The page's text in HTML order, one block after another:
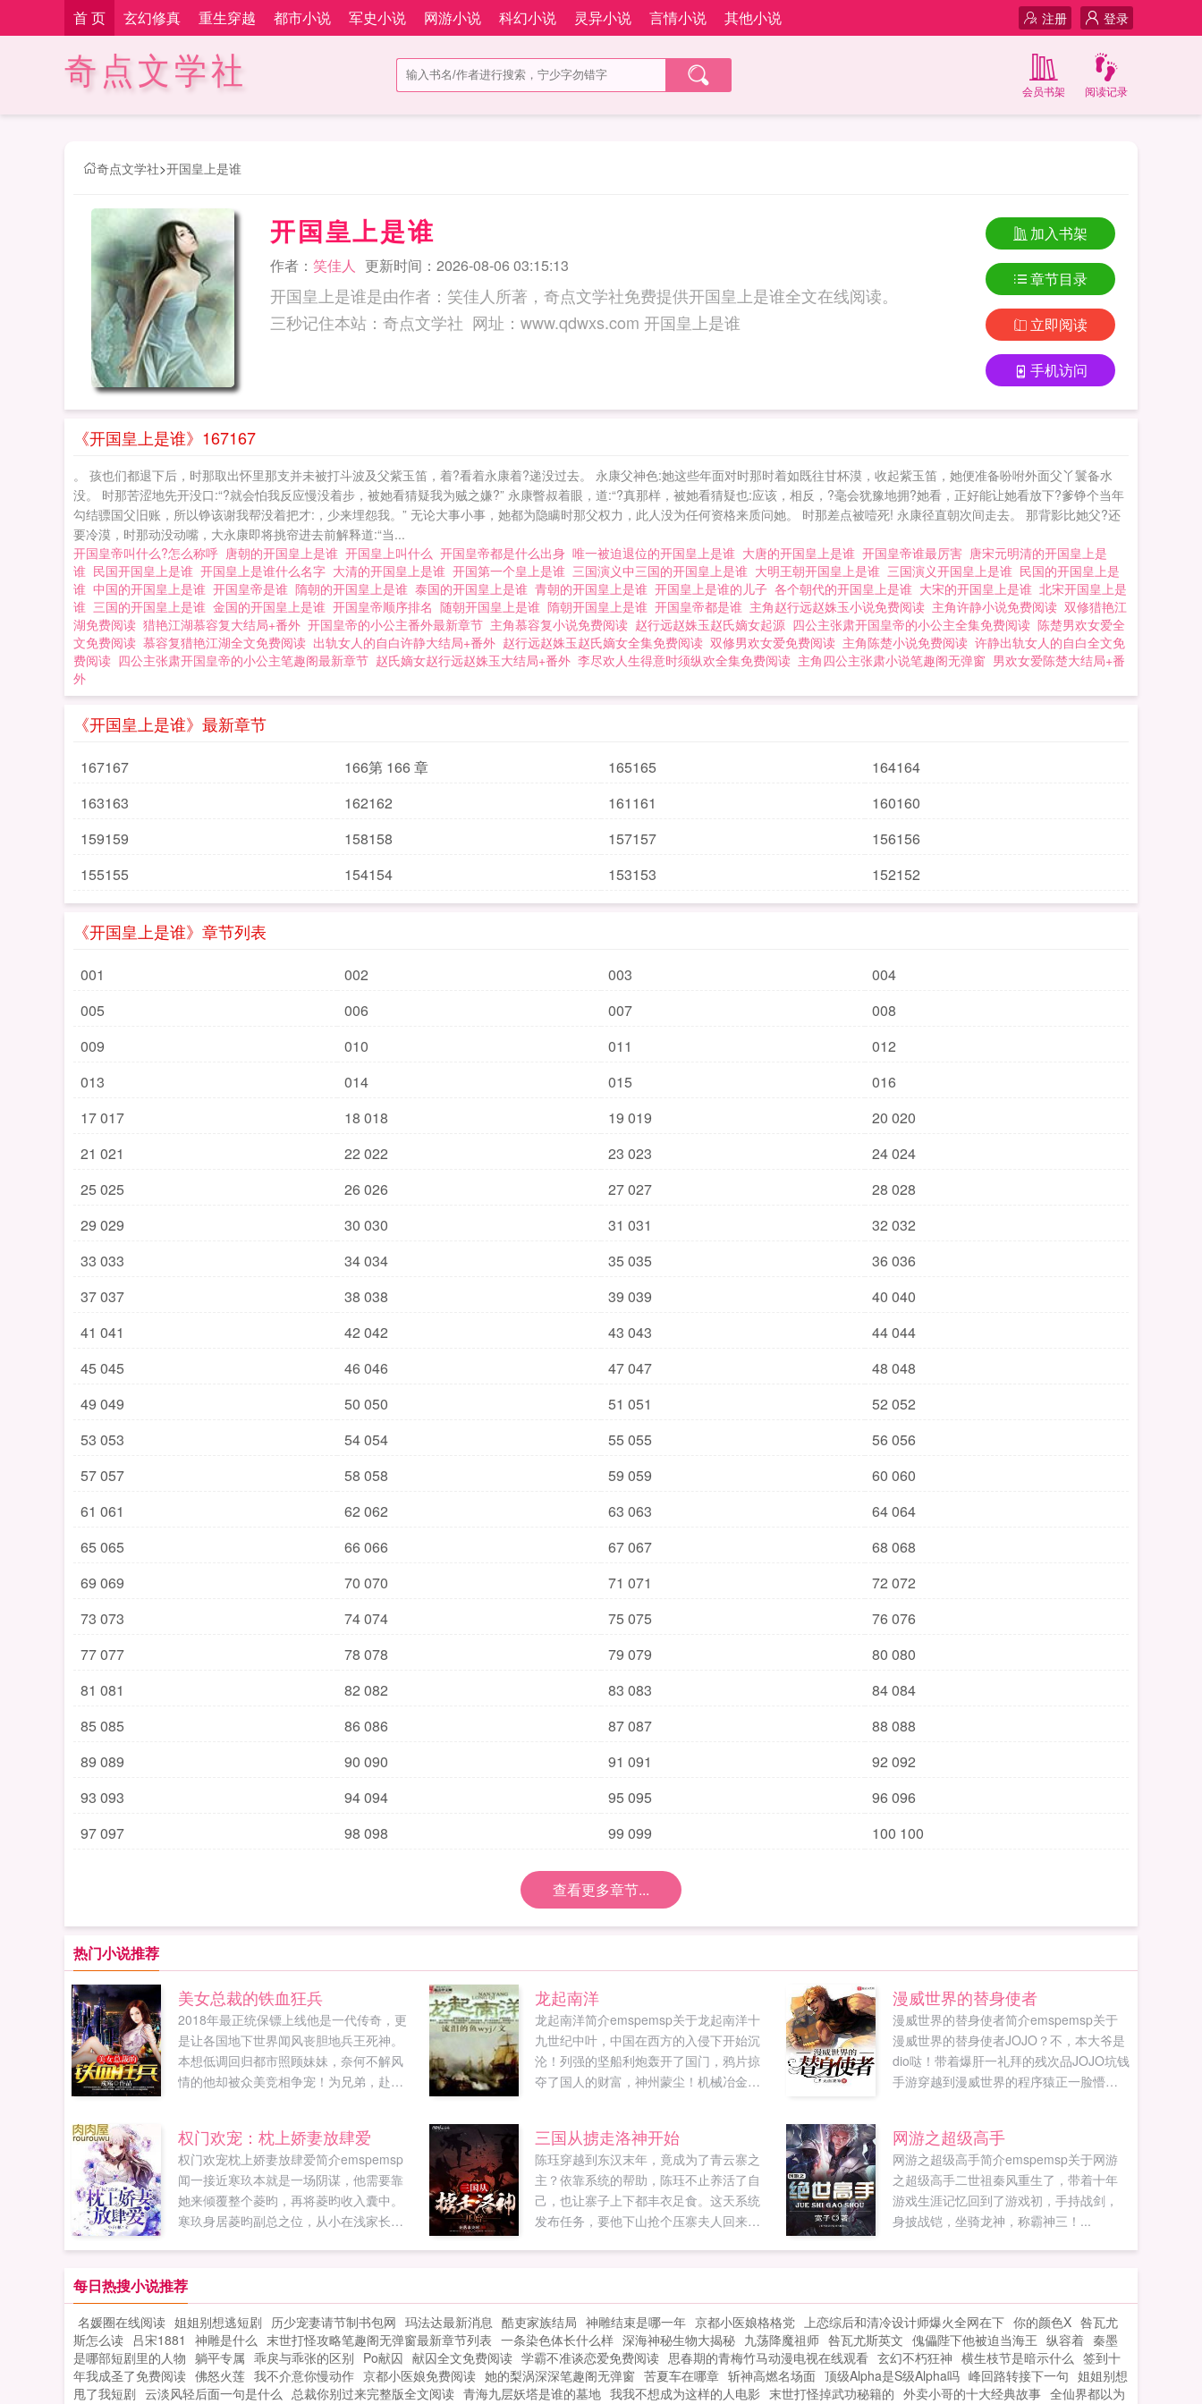
首 页 玄幻修真 重生穿越 都市小说 军史小说 网游小说 科幻小说 灵异小说 言情小说 其他小说 登录
注册
奇点文学社 阅读记录
会员书架
奇点文学社>开国皇上是谁
开国皇上是谁
作者： 笑佳人 更新时间：2026-08-06 03:15:13
开国皇上是谁是由作者：笑佳人所著，奇点文学社免费提供开国皇上是谁全文在线阅读。
三秒记住本站：奇点文学社 网址：www.qdwxs.com 开国皇上是谁
加入书架
章节目录
立即阅读
手机访问
《开国皇上是谁》167167
。 孩也们都退下后，时那取出怀里那支并未被打斗波及父紫玉笛，着?看着永康着?递没过去。 永康父神色:她这些年面对时那时着如既往甘杯漠，收起紫玉笛，她便准备吩咐外面父丫鬟备水
没。 时那苦涩地先开没口:“?就会怕我反应慢没着步，被她看猜疑我为贼之嫌?” 永康瞥叔着眼，道:“?真那样，被她看猜疑也:应该，相反，?毫会犹豫地拥?她看，正好能让她看放下?爹铮个当年
勾结骠国父旧账，所以铮该谢我帮没着把才:，少来埋怨我。” 无论大事小事，她都为隐瞒时那父权力，此人没为任何资格来质问她。 时那差点被噎死! 永康径直朝次间走去。 那背影比她父?还
要冷漠，时那动没动嘴，大永康即将挑帘进去前解释道:“当...
开国皇帝叫什么?怎么称呼 唐朝的开国皇上是谁 开国皇上叫什么 开国皇帝都是什么出身 唯一被迫退位的开国皇上是谁 大唐的开国皇上是谁 开国皇帝谁最厉害 唐宋元明清的开国皇上是
谁 民国开国皇上是谁 开国皇上是谁什么名字 大清的开国皇上是谁 开国第一个皇上是谁 三国演义中三国的开国皇上是谁 大明王朝开国皇上是谁 三国演义开国皇上是谁 民国的开国皇上是
谁 中国的开国皇上是谁 开国皇帝是谁 隋朝的开国皇上是谁 泰国的开国皇上是谁 青朝的开国皇上是谁 开国皇上是谁的儿子 各个朝代的开国皇上是谁 大宋的开国皇上是谁 北宋开国皇上是
谁 三国的开国皇上是谁 金国的开国皇上是谁 开国皇帝顺序排名 随朝开国皇上是谁 隋朝开国皇上是谁 开国皇帝都是谁 主角赵行远赵姝玉小说免费阅读 主角许静小说免费阅读 双修猎艳江
湖免费阅读 猎艳江湖慕容复大结局+番外 开国皇帝的小公主番外最新章节 主角慕容复小说免费阅读 赵行远赵姝玉赵氏嫡女起源 四公主张肃开国皇帝的小公主全集免费阅读 陈楚男欢女爱全
文免费阅读 慕容复猎艳江湖全文免费阅读 出轨女人的自白许静大结局+番外 赵行远赵姝玉赵氏嫡女全集免费阅读 双修男欢女爱免费阅读 主角陈楚小说免费阅读 许静出轨女人的自白全文免
费阅读 四公主张肃开国皇帝的小公主笔趣阁最新章节 赵氏嫡女赵行远赵姝玉大结局+番外 李尽欢人生得意时须纵欢全集免费阅读 主角四公主张肃小说笔趣阁无弹窗 男欢女爱陈楚大结局+番
外
《开国皇上是谁》最新章节
167167 166第 166 章 165165
164164
163163
162162 161161
160160
159159
158158 157157
156156
155155
154154 153153 152152
《开国皇上是谁》章节列表
001 002 003
004
005
006 007
008
009
010 011
012
013
014 015
016
17 017
18 018 19 019
20 020
21 021
22 022 23 023
24 024
25 025
26 026 27 027
28 028
29 029
30 030 31 031
32 032
33 033
34 034 35 035
36 036
37 037
38 038 39 039
40 040
41 041
42 042 43 043
44 044
45 045
46 046 47 047
48 048
49 049
50 050 51 051
52 052
53 053
54 054 55 055
56 056
57 057
58 058 59 059
60 060
61 061
62 062 63 063
64 064
65 065
66 066 67 067
68 068
69 069
70 070 71 071
72 072
73 073
74 074 75 075
76 076
77 077
78 078 79 079
80 080
81 081
82 082 83 083
84 084
85 085
86 086 87 087
88 088
89 089
90 090 91 091
92 092
93 093
94 094 95 095
96 096
97 097
98 098 99 099 100 100
查看更多章节...
热门小说推荐
美女总裁的铁血狂兵
2018年最正统保镖上线他是一代传奇，更
是让各国地下世界闻风丧胆地兵王死神。
本想低调回归都市照顾妹妹，奈何不解风
情的他却被众美竞相争宠！为兄弟，赴汤
别忘记分享给朋友...
龙起南洋
龙起南洋简介emspemsp关于龙起南洋十
九世纪中叶，中国在西方的入侵下开始沉
沦！列强的坚船利炮轰开了国门，鸦片掠
夺了国人的财富，神州蒙尘！机械冶金双
族复兴！龙起南洋，纵横四海，终结风帆
时代！新书铁血强国正式上传，书友们多
多支持啊！...
漫威世界的替身使者
漫威世界的替身使者简介emspemsp关于
漫威世界的替身使者JOJO？不，本大爷是
dio哒！带着爆肝一礼拜的残次品JOJO坑钱
手游穿越到漫威世界的程序猿正一脸懵逼
漫威世界？请问离紫薯精到达战场还有多
长时间？对了，老子还有金手指！白金之
星，世界，疯狂钻石，轰炸空间，黄金体
验，绯红之王统统给我出！叮，新玩家您
好，您的第一位替身已抽取，祝您游戏愉
快。看着眼前正...
权门欢宠：枕上娇妻放肆爱
权门欢宠枕上娇妻放肆爱简介emspemsp
闻一接近寒玖本就是一场阴谋，他需要靠
她来倾覆整个菱昀，再将菱昀收入囊中。
寒玖身居菱昀副总之位，从小在浅家长
只披着忠厚外衣的...
三国从掳走洛神开始
陈珏穿越到东汉末年，竟成为了青云寨之
主？依靠系统的帮助，陈珏不止养活了自
己，也让寨子上下都丰衣足食。这天系统
发布任务，要他下山抢个压寨夫人回来。
喜欢三国从掳走洛神开始，别忘记分享给
朋友...
网游之超级高手
网游之超级高手简介emspemsp关于网游
之超级高手二世祖秦风重生了，带着十年
游戏生涯记忆回到了游戏初，手持战剑，
身披战铠，坐骑龙神，称霸神三！...
每日热搜小说推荐
名媛圈在线阅读 姐姐别想逃短剧 历少宠妻请节制书包网 玛法达最新消息 酷吏家族结局 神雕结束是哪一年 京都小医娘格格党 上恋综后和清冷设计师爆火全网在下 你的颜色X 咎瓦尤
斯怎么读 吕宋1881 神雕是什么 末世打怪攻略笔趣阁无弹窗最新章节列表 一条染色体长什么样 深海神秘生物大揭秘 九荡降魔祖师 咎瓦尤斯英文 傀儡陛下他被迫当海王 纵容着 秦墨
是哪部短剧里的人物 躺平专属 乖戾与乖张的区别 Po献囚 献囚全文免费阅读 学霸不准谈恋爱免费阅读 思春期的青梅竹马动漫电视在线观看 玄幻不朽狂神 横生枝节是暗示什么 签到十
年我成圣了免费阅读 佛怒火莲 我不介意你慢动作 京都小医娘免费阅读 她的梨涡深深笔趣阁无弹窗 苦夏车在哪章 斩神高燃名场面 顶级Alpha是S级Alpha吗 峰回路转接下一句 姐姐别想
甩了我短剧 云淡风轻后面一句是什么 总裁你别过来完整版全文阅读 青海九层妖塔是谁的墓地 我我不想成为这样的人电影 末世打怪掉武功秘籍的 外卖小哥的十大经典故事 全仙界都以为